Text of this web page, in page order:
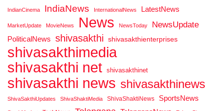
IndianCinema IndiaNews InternationalNews LatestNews
MarketUpdate MovieNews News NewsToday NewsUpdate
PoliticalNews shivasakthi shivasakthienterprises
shivasakthimedia
shivasakthi net shivasakthinet
shivasakthi news shivasakthinews
ShivaSakthiUpdates ShivaShaktiMedia ShivaShaktiNews SportsNews